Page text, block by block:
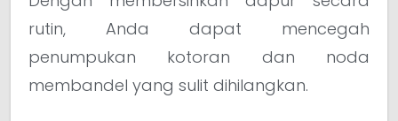
rutin, Anda dapat mencegah
penumpukan kotoran dan noda
membandel yang sulit dihilangkan.